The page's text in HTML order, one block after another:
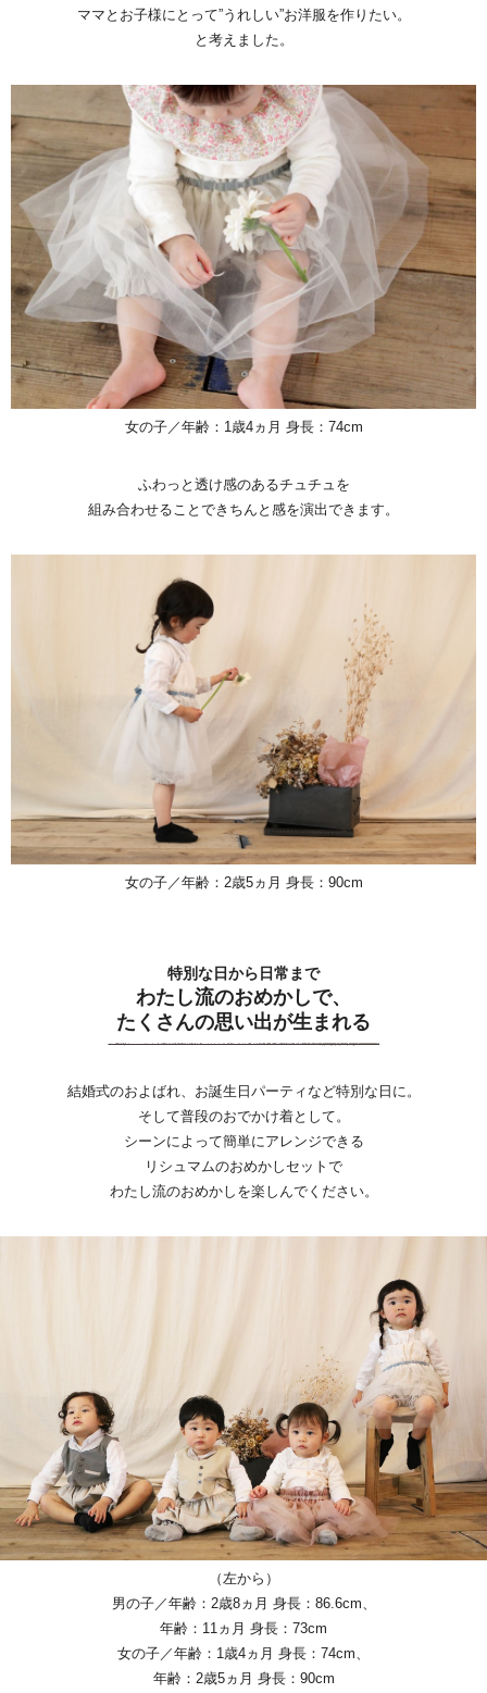
ママとお子様にとって”うれしい”お洋服を作りたい。
と考えました。
女の子／年齢：1歳4ヵ月 身長：74cm
ふわっと透け感のあるチュチュを
組み合わせることできちんと感を演出できます。
女の子／年齢：2歳5ヵ月 身長：90cm
特別な日から日常まで
わたし流のおめかしで、
たくさんの思い出が生まれる
結婚式のおよばれ、お誕生日パーティなど特別な日に。
そして普段のおでかけ着として。
シーンによって簡単にアレンジできる
リシュマムのおめかしセットで
わたし流のおめかしを楽しんでください。
（左から）
男の子／年齢：2歳8ヵ月 身長：86.6cm、
年齢：11ヵ月 身長：73cm
女の子／年齢：1歳4ヵ月 身長：74cm、
年齢：2歳5ヵ月 身長：90cm